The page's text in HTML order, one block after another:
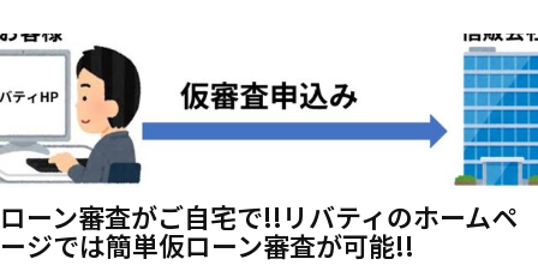
ローン審査がご自宅で!!リバティのホームペ
ージでは簡単仮ローン審査が可能!!